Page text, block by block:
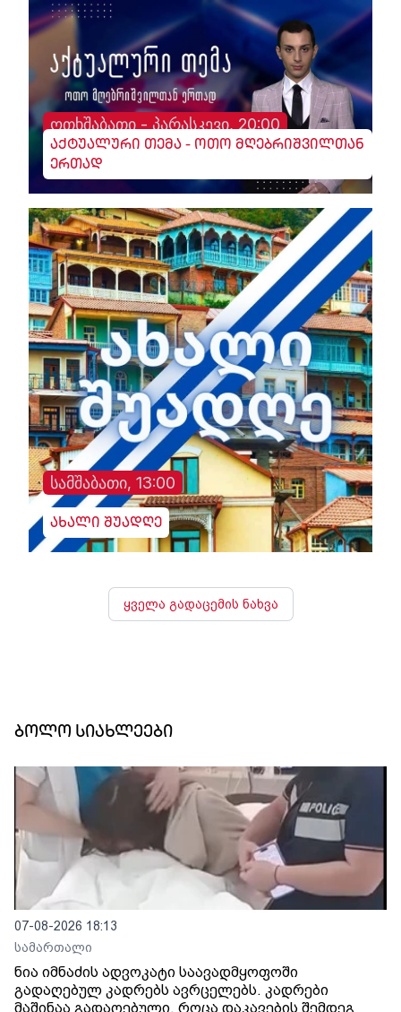
ოთხშაბათი - პარასკევი, 20:00
აქტუალური თემა - ოთო მღებრიშვილთან
ერთად
სამშაბათი, 13:00
ახალი შუადღე
ყველა გადაცემის ნახვა
ბოლო სიახლეები
07-08-2026 18:13
სამართალი
ნია იმნაძის ადვოკატი საავადმყოფოში
გადაღებულ კადრებს ავრცელებს. კადრები
მაშინაა გადაღებული, როცა დაკავების შემდეგ